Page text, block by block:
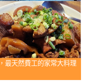
最天然費工的家常大料理